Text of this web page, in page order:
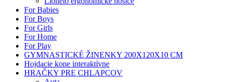
For Babies
For Boys
For Girls
For Home
For Play
GYMNASTICKÉ ŽINENKY 200X120X10 CM
Hojdacie kone interaktívne
HRAČKY PRE CHLAPCOV